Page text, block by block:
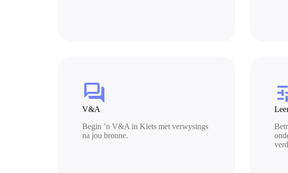
forum
V&A
Begin ’n V&A in Klets met verwysings
na jou bronne.